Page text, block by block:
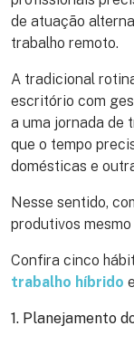
de atuação
trabalho remoto.
A tradicional
escritório com
a uma jornada de
que o tempo
domésticas e
Nesse sentido,
produtivos
Confira cinco
trabalho híbrido
1. Planejamento